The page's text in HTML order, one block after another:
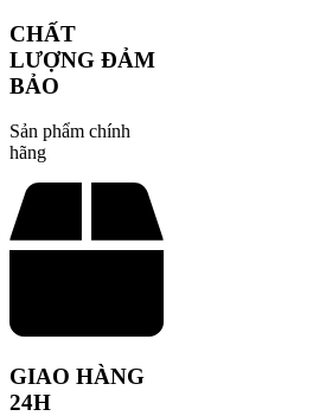
CHẤT
LƯỢNG ĐẢM
BẢO
Sản phẩm chính
hãng
GIAO HÀNG
24H